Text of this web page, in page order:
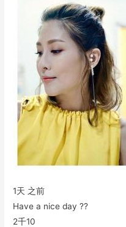
1天 之前
Have a nice day ??
2千10